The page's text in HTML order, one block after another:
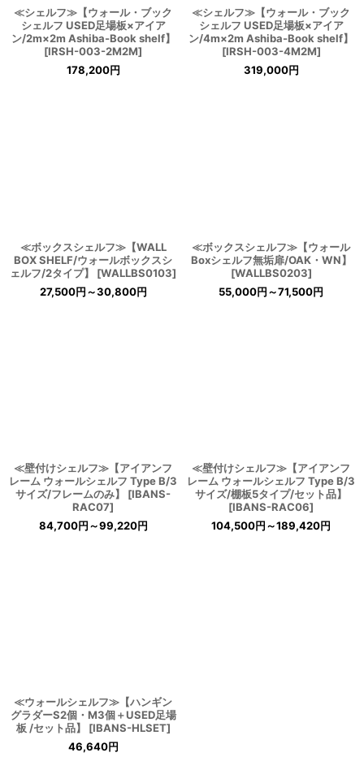
≪シェルフ≫【ウォール・ブック
シェルフ USED足場板×アイア
ン/2m×2m Ashiba-Book shelf】
[IRSH-003-2M2M]
178,200円
≪シェルフ≫【ウォール・ブック
シェルフ USED足場板×アイア
ン/4m×2m Ashiba-Book shelf】
[IRSH-003-4M2M]
319,000円
≪ボックスシェルフ≫【WALL
BOX SHELF/ウォールボックスシ
ェルフ/2タイプ】
[WALLBS0103]
27,500円～30,800円
≪ボックスシェルフ≫【ウォール
Boxシェルフ無垢扉/OAK・WN】
[WALLBS0203]
55,000円～71,500円
≪壁付けシェルフ≫【アイアンフ
レーム ウォールシェルフ Type B/3
サイズ/フレームのみ】
[IBANS-
RAC07]
84,700円～99,220円
≪壁付けシェルフ≫【アイアンフ
レーム ウォールシェルフ Type B/3
サイズ/棚板5タイプ/セット品】
[IBANS-RAC06]
104,500円～189,420円
≪ウォールシェルフ≫【ハンギン
グラダーS2個・M3個＋USED足場
板 /セット品】
[IBANS-HLSET]
46,640円